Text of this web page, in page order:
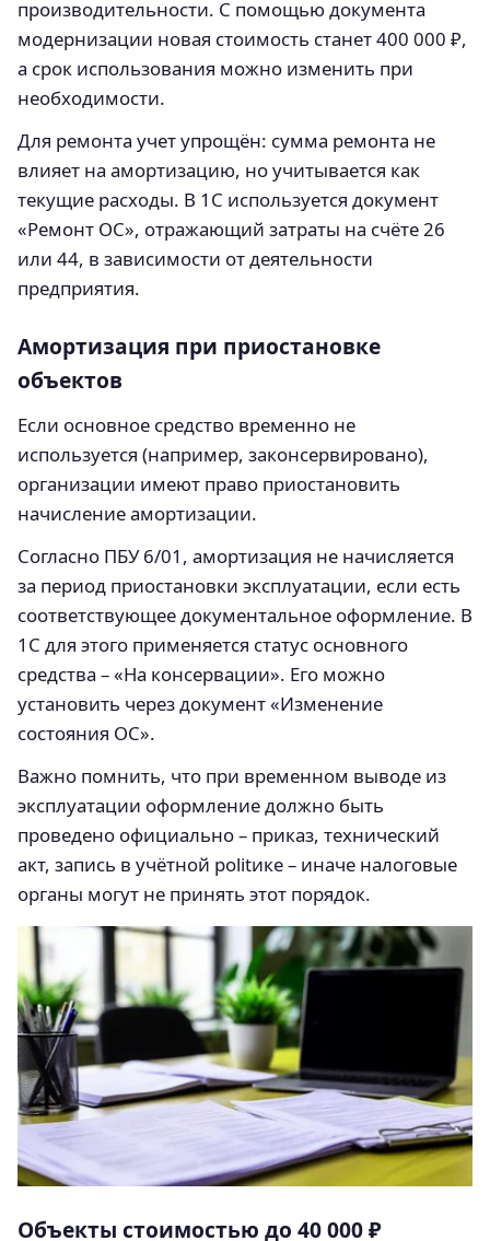
производительности. С помощью документа
модернизации новая стоимость станет 400 000 ₽,
а срок использования можно изменить при
необходимости.
Для ремонта учет упрощён: сумма ремонта не
влияет на амортизацию, но учитывается как
текущие расходы. В 1С используется документ
«Ремонт ОС», отражающий затраты на счёте 26
или 44, в зависимости от деятельности
предприятия.
Амортизация при приостановке
объектов
Если основное средство временно не
используется (например, законсервировано),
организации имеют право приостановить
начисление амортизации.
Согласно ПБУ 6/01, амортизация не начисляется
за период приостановки эксплуатации, если есть
соответствующее документальное оформление. В
1С для этого применяется статус основного
средства – «На консервации». Его можно
установить через документ «Изменение
состояния ОС».
Важно помнить, что при временном выводе из
эксплуатации оформление должно быть
проведено официально – приказ, технический
акт, запись в учётной politике – иначе налоговые
органы могут не принять этот порядок.
Объекты стоимостью до 40 000 ₽